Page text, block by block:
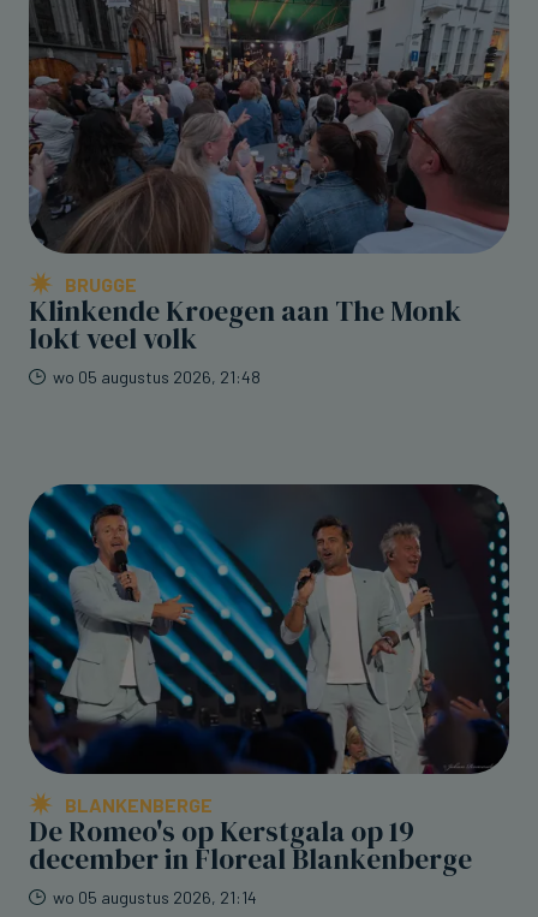
BRUGGE
Klinkende Kroegen aan The Monk
lokt veel volk
wo 05 augustus 2026, 21:48
BLANKENBERGE
De Romeo's op Kerstgala op 19
december in Floreal Blankenberge
wo 05 augustus 2026, 21:14